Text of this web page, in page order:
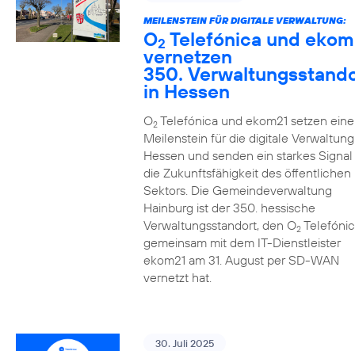
MEILENSTEIN FÜR DIGITALE VERWALTUNG:
O2 Telefónica und
vernetzen
350.
in Hessen
O2Telefónica und ekom21 setzen
Meilenstein für die digitale
Hessen und senden ein starkes
die Zukunftsfähigkeit des öffentlichen
Sektors. Die Gemeindeverwaltung
Hainburg ist der 350. hessische
Verwaltungsstandort, den O2
gemeinsam mit dem IT-Dienstleister
ekom21 am 31. August per SD-WAN
vernetzt hat.
30. Juli 2025